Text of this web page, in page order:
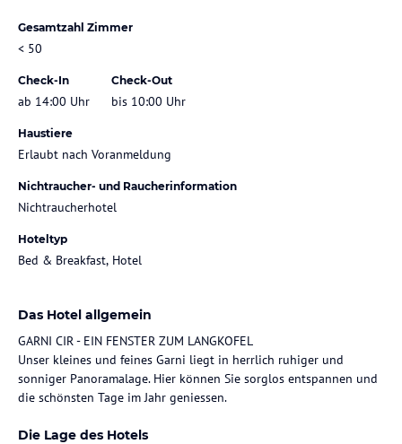
Gesamtzahl Zimmer
< 50
Check-In
ab 14:00 Uhr
Check-Out
bis 10:00 Uhr
Haustiere
Erlaubt nach Voranmeldung
Nichtraucher- und Raucherinformation
Nichtraucherhotel
Hoteltyp
Bed & Breakfast, Hotel
Das Hotel allgemein
GARNI CIR - EIN FENSTER ZUM LANGKOFEL
Unser kleines und feines Garni liegt in herrlich ruhiger und
sonniger Panoramalage. Hier können Sie sorglos entspannen und
die schönsten Tage im Jahr geniessen.
Die Lage des Hotels